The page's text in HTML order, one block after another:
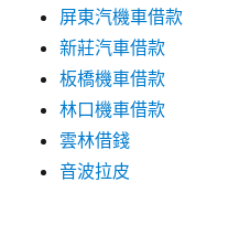
屏東汽機車借款
新莊汽車借款
板橋機車借款
林口機車借款
雲林借錢
音波拉皮